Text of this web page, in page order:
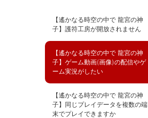
【遙かなる時空の中で 龍宮の神
子】護符工房が開放されません
【遙かなる時空の中で 龍宮の神
子】ゲーム動画(画像)の配信やゲ
ーム実況がしたい
【遙かなる時空の中で 龍宮の神
子】同じプレイデータを複数の端
末でプレイできますか